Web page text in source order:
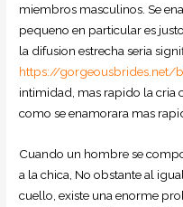
miembros masculinos. Se
pequeno en particular es
la difusion estrecha seri­a
https://gorgeousbrides.net/
intimidad, mas rapido la cria
como se enamorara mas
Cuando un hombre se
a la chica, No obstante al
cuello, existe una enorme